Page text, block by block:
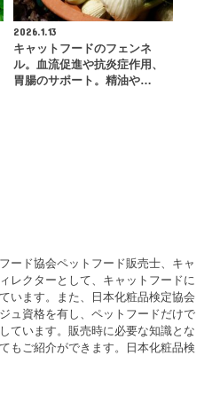
2026.1.13
キャットフードのフェンネ
ル。血流促進や抗炎症作用、
胃腸のサポート。精油や…
ード協会ペットフード販売士、キャ
レクターとして、キャットフードに
います。また、日本化粧品検定協会
ュ資格を有し、ペットフードだけで
ています。販売時に必要な知識とな
もご紹介ができます。日本化粧品検